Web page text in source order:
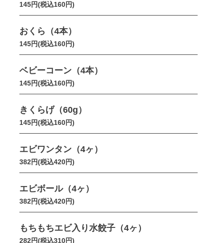
145円(税込160円)
おくら（4本）
145円(税込160円)
ベビーコーン（4本）
145円(税込160円)
きくらげ（60g）
145円(税込160円)
エビワンタン（4ヶ）
382円(税込420円)
エビボール（4ヶ）
382円(税込420円)
もちもちエビ入り水餃子（4ヶ）
282円(税込310円)